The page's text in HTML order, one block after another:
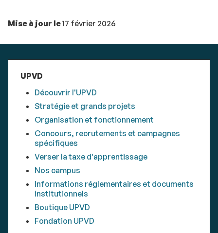
Mise à jour le17 février 2026
UPVD
Découvrir l'UPVD
Stratégie et grands projets
Organisation et fonctionnement
Concours, recrutements et campagnes
spécifiques
Verser la taxe d'apprentissage
Nos campus
Informations réglementaires et documents
institutionnels
Boutique UPVD
Fondation UPVD